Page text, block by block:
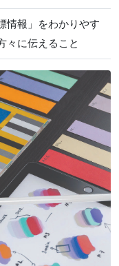
情報」をわかりやす
々に伝えること